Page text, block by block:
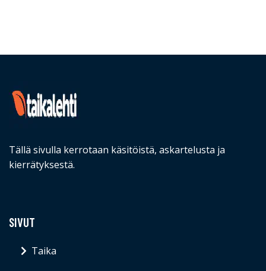
Tällä sivulla kerrotaan käsitöistä, askartelusta ja
kierrätyksestä.
SIVUT
Taika